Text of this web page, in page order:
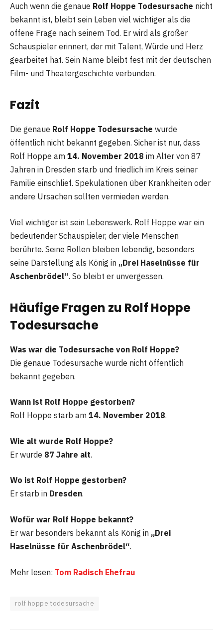
Auch wenn die genaue Rolf Hoppe Todesursache nicht
bekannt ist, bleibt sein Leben viel wichtiger als die
offene Frage nach seinem Tod. Er wird als großer
Schauspieler erinnert, der mit Talent, Würde und Herz
gearbeitet hat. Sein Name bleibt fest mit der deutschen
Film- und Theatergeschichte verbunden.
Fazit
Die genaue Rolf Hoppe Todesursache wurde
öffentlich nicht bekannt gegeben. Sicher ist nur, dass
Rolf Hoppe am 14. November 2018 im Alter von 87
Jahren in Dresden starb und friedlich im Kreis seiner
Familie einschlief. Spekulationen über Krankheiten oder
andere Ursachen sollten vermieden werden.
Viel wichtiger ist sein Lebenswerk. Rolf Hoppe war ein
bedeutender Schauspieler, der viele Menschen
berührte. Seine Rollen bleiben lebendig, besonders
seine Darstellung als König in „Drei Haselnüsse für
Aschenbrödel“. So bleibt er unvergessen.
Häufige Fragen zu Rolf Hoppe
Todesursache
Was war die Todesursache von Rolf Hoppe?
Die genaue Todesursache wurde nicht öffentlich
bekannt gegeben.
Wann ist Rolf Hoppe gestorben?
Rolf Hoppe starb am 14. November 2018.
Wie alt wurde Rolf Hoppe?
Er wurde 87 Jahre alt.
Wo ist Rolf Hoppe gestorben?
Er starb in Dresden.
Wofür war Rolf Hoppe bekannt?
Er war besonders bekannt als König in „Drei
Haselnüsse für Aschenbrödel“.
Mehr lesen: Tom Radisch Ehefrau
rolf hoppe todesursache